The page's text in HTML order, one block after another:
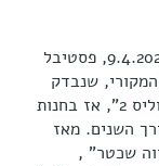
טבעון, הספריה הציבורית במרכז ההנצחה, 9.4.2022, פסטיבל
שנבדק
לראשונה ב – 2015, במסגרת אירועי "מטרופוליס 2", אז בחנות
השנים. מאז
שכטר" ,